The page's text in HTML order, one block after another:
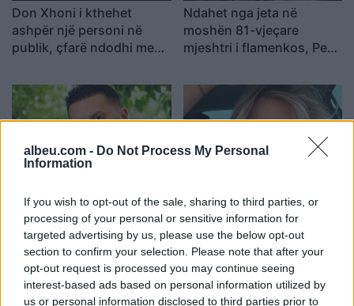
albeu.com - Do Not Process My Personal
Information
If you wish to opt-out of the sale, sharing to third parties, or
processing of your personal or sensitive information for
targeted advertising by us, please use the below opt-out
section to confirm your selection. Please note that after your
opt-out request is processed you may continue seeing
interest-based ads based on personal information utilized by
us or personal information disclosed to third parties prior to
Don Xhoni i kthehet
ashpër një personi në
publik, çfarë ndodhi me
Ndahet nga jeta në
moshën 81-vjeçare
mjeshtri i flamenkos, Pepe
Miri rrëfen si ka ndryshuar
jeta e familjes së tij pas
daljes nga Big Brother
“A nuk po blen më
klikime”, Elijona Binakaj i
përgjigjet ndjekësit në
mënyrë ironike